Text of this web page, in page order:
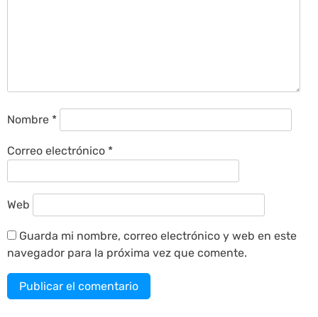
Nombre *
Correo electrónico *
Web
Guarda mi nombre, correo electrónico y web en este
navegador para la próxima vez que comente.